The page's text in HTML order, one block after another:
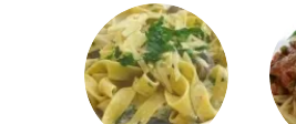
Réz
Mangán